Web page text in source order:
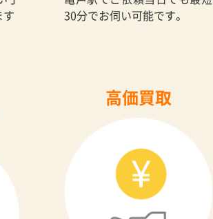
30分でお伺い可能です。
高価買取